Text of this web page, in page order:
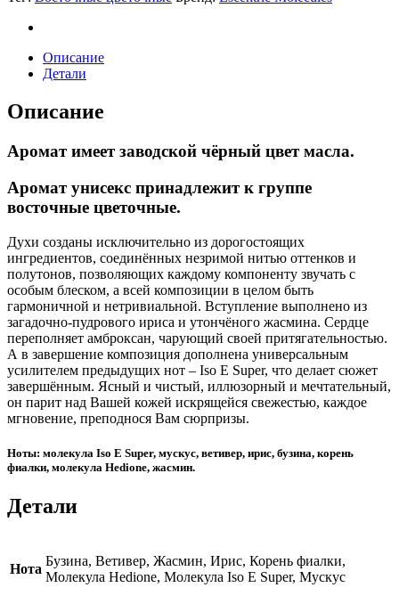
Описание
Детали
Описание
Аромат имеет заводской чёрный цвет масла.
Аромат унисекс принадлежит к группе
восточные цветочные.
Духи созданы исключительно из дорогостоящих
ингредиентов, соединённых незримой нитью оттенков и
полутонов, позволяющих каждому компоненту звучать с
особым блеском, а всей композиции в целом быть
гармоничной и нетривиальной. Вступление выполнено из
загадочно-пудрового ириса и утончёного жасмина. Сердце
переполняет амброксан, чарующий своей притягательностью.
А в завершение композиция дополнена универсальным
усилителем предыдущих нот – Iso E Super, что делает сюжет
завершённым. Ясный и чистый, иллюзорный и мечтательный,
он парит над Вашей кожей искрящейся свежестью, каждое
мгновение, преподнося Вам сюрпризы.
Ноты: молекула Iso E Super, мускус, ветивер, ирис, бузина, корень
фиалки, молекула Hedione, жасмин.
Детали
Нота
Бузина, Ветивер, Жасмин, Ирис, Корень фиалки,
Молекула Hedione, Молекула Iso E Super, Мускус